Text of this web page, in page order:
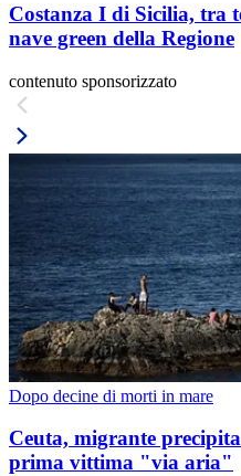
Costanza I di Sicilia, tra
nave green della Regione
contenuto sponsorizzato
Dopo decine di morti in mare
Ceuta, migrante
prima vittima "via aria"